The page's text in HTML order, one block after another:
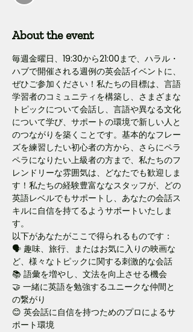
About the event
毎週金曜日、19:30から21:00まで、ハラル・
ハブで開催される週例の英会話イベントに、
ぜひご参加ください！私たちの目標は、言語
学習者のコミュニティを構築し、さまざまな
トピックについて会話し、言語や異なる文化
について学び、サポートの環境で新しい人と
のつながりを築くことです。基本的なフレー
ズを練習したい初心者の方から、さらにペラ
ペラになりたい上級者の方まで、私たちのフ
レンドリーな雰囲気は、どなたでも歓迎しま
す！私たちの経験豊富ななスタッフが、どの
英語レベルでもサポートし、あなたの会話ス
キルに自信を持てるようサポートいたしま
す。
以下があなたがここで得られるものです：
🗣️ 趣味、旅行、またはお気に入りの映画な
ど、様々なトピックに関する刺激的な会話
📚 語彙を増やし、文法を向上させる機会
🤝 一緒に英語を勉強するユニークな仲間と
の繋がり
😊 英会話に自信を持つためのプロによるサ
ポート環境